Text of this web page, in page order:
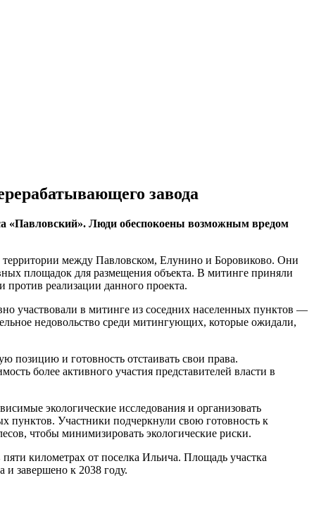
завода
«Павловский». Люди обеспокоены возможным вредом
территории между Павловском, Елунино и Боровиково. Они
площадок для размещения объекта. В митинге приняли
реализации данного проекта.
участвовали в митинге из соседних населенных пунктов —
недовольство среди митингующих, которые ожидали,
позицию и готовность отстаивать свои права.
более активного участия представителей власти в
экологические исследования и организовать
пунктов. Участники подчеркнули свою готовность к
чтобы минимизировать экологические риски.
километрах от поселка Ильича. Площадь участка
и завершено к 2038 году.